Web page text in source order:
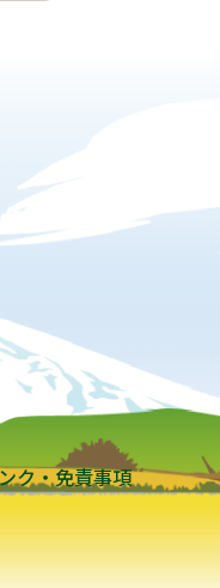
ク・免責事項